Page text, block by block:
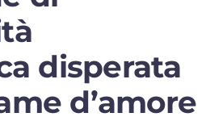
disperata
d’amore